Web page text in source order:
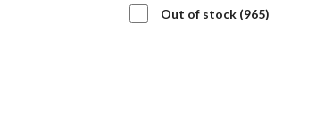
APPLY PRICE FILTEROut of stock 965965